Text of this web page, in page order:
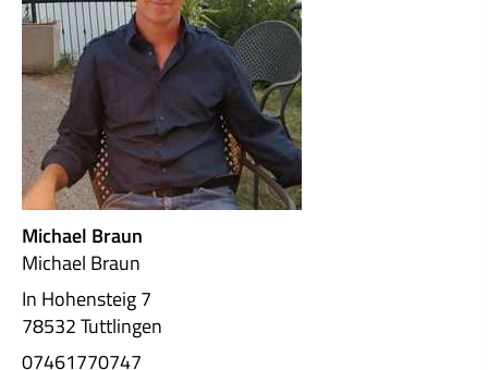
Michael Braun
Michael Braun
In Hohensteig 7
78532 Tuttlingen
07461770747